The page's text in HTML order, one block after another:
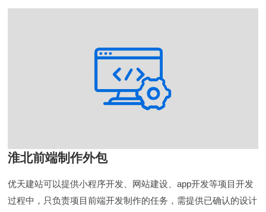
淮北前端制作外包
优天建站可以提供小程序开发、网站建设、app开发等项目开发
过程中，只负责项目前端开发制作的任务，需提供已确认的设计